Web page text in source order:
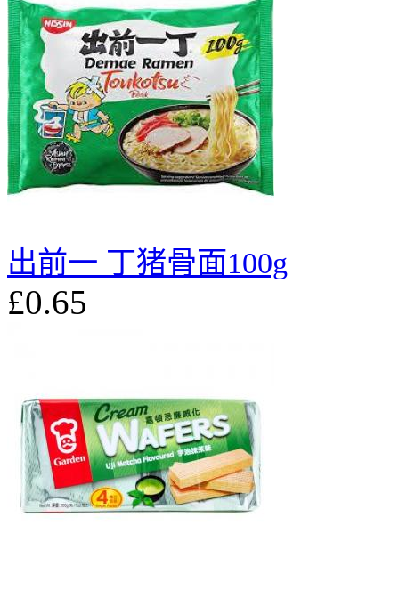
出前一 丁猪骨面100g
£0.65